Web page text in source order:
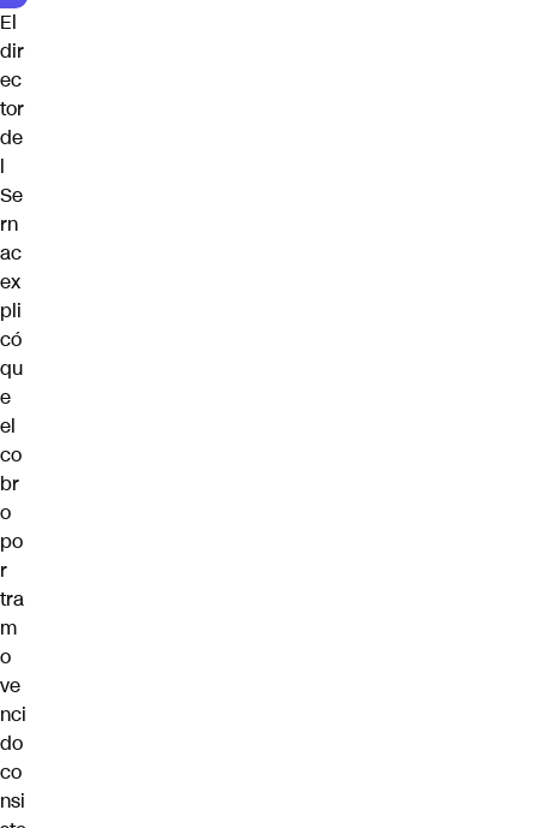
El
dir
ec
tor
de
l
Se
rn
ac
ex
pli
có
qu
e
el
co
br
o
po
r
tra
m
o
ve
nci
do
co
nsi